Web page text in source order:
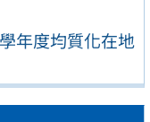
年度均質化在地